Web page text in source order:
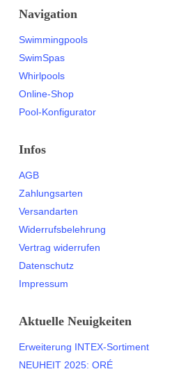
Navigation
Swimmingpools
SwimSpas
Whirlpools
Online-Shop
Pool-Konfigurator
Infos
AGB
Zahlungsarten
Versandarten
Widerrufsbelehrung
Vertrag widerrufen
Datenschutz
Impressum
Aktuelle Neuigkeiten
Erweiterung INTEX-Sortiment
NEUHEIT 2025: ORÉ